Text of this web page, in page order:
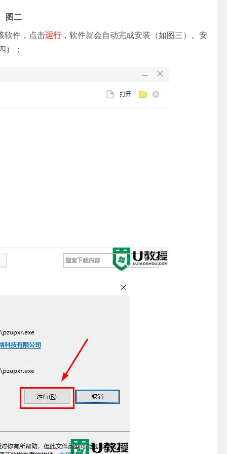
图二
软件，点击运行，软件就会自动完成安装（如图三）。安
）；